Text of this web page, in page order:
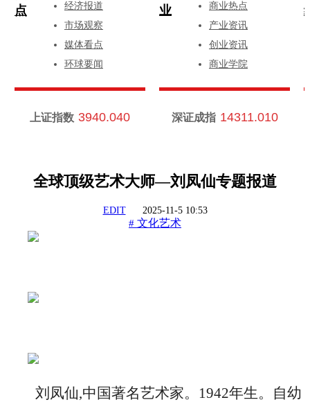
点
经济报道
市场观察
媒体看点
环球要闻
业
商业热点
产业资讯
创业资讯
商业学院
上证指数 3940.040 深证成指 14311.010
全球顶级艺术大师—刘凤仙专题报道
EDIT 2025-11-5 10:53
# 文化艺术
刘凤仙,中国著名艺术家。1942年生。自幼